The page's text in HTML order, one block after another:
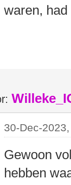
waren,
30-Dec-
Gewoon
hebben